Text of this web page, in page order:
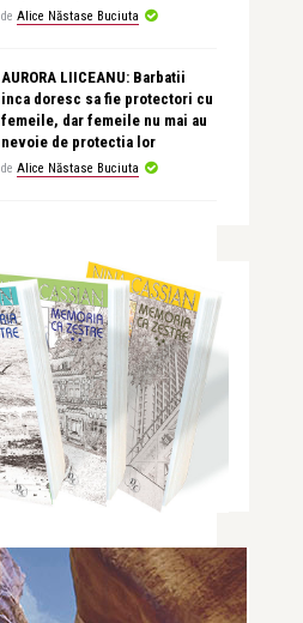
de Alice Năstase Buciuta
AURORA LIICEANU: Barbatii
inca doresc sa fie protectori cu
femeile, dar femeile nu mai au
nevoie de protectia lor
de Alice Năstase Buciuta